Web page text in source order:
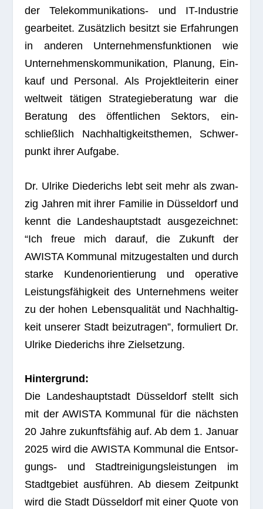
der Tele­kom­mu­ni­ka­ti­ons- und IT-Indus­trie
gear­bei­tet. Zusätz­lich besitzt sie Erfah­run­gen
in ande­ren Unter­neh­mens­funk­tio­nen wie
Unter­neh­mens­kom­mu­ni­ka­tion, Pla­nung, Ein­
kauf und Per­so­nal. Als Pro­jekt­lei­te­rin einer
welt­weit täti­gen Stra­te­gie­be­ra­tung war die
Bera­tung des öffent­li­chen Sek­tors, ein­
schließ­lich Nach­hal­tig­keits­the­men, Schwer­
punkt ihrer Aufgabe.
Dr. Ulrike Diede­richs lebt seit mehr als zwan­
zig Jah­ren mit ihrer Fami­lie in Düs­sel­dorf und
kennt die Lan­des­haupt­stadt aus­ge­zeich­net:
“Ich freue mich dar­auf, die Zukunft der
AWISTA Kom­mu­nal mit­zu­ge­stal­ten und durch
starke Kun­den­ori­en­tie­rung und ope­ra­tive
Leis­tungs­fä­hig­keit des Unter­neh­mens wei­ter
zu der hohen Lebens­qua­li­tät und Nach­hal­tig­
keit unse­rer Stadt bei­zu­tra­gen”, for­mu­liert Dr.
Ulrike Diede­richs ihre Zielsetzung.
Hin­ter­grund:
Die Lan­des­haupt­stadt Düs­sel­dorf stellt sich
mit der AWISTA Kom­mu­nal für die nächs­ten
20 Jahre zukunfts­fä­hig auf. Ab dem 1. Januar
2025 wird die AWISTA Kom­mu­nal die Ent­sor­
gungs- und Stadt­rei­ni­gungs­leis­tun­gen im
Stadt­ge­biet aus­füh­ren. Ab die­sem Zeit­punkt
wird die Stadt Düs­sel­dorf mit einer Quote von